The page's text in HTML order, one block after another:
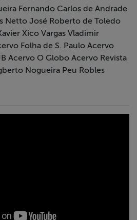
Fernando Carlos de Andrade
Netto José Roberto de Toledo
Xico Vargas Vladimir
Folha de S. Paulo Acervo
Acervo O Globo Acervo Revista
Nogueira Peu Robles